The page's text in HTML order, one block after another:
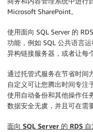
Microsoft SharePoint。
使用面向 SQL Server 的
功能，例如 SQL 公共语言
异构链接服务器，或者让每
通过托管式服务在节省时间
自定义可让您腾出时间专注
使用自动备份和其他操作任
数据安全无虞，并且可在需
面向 SQL Server 的 RDS